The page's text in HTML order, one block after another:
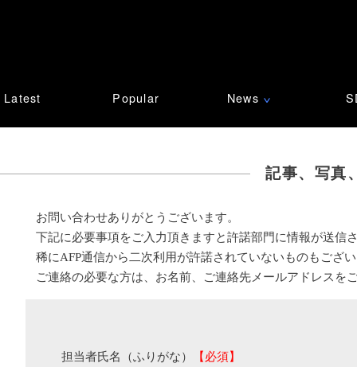
Latest Popular News ∨
記事、写真
お問い合わせありがとうございます。
下記に必要事項をご入力頂きますと許諾部門に情報が送信
稀にAFP通信から二次利用が許諾されていないものもござ
ご連絡の必要な方は、お名前、ご連絡先メールアドレスを
担当者氏名（ふりがな） 【必須】